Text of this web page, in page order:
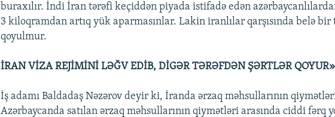
buraxılır. İndi İran tərəfi keçiddən piyada istifadə edən
3 kiloqramdan artıq yük aparmasınlar. Lakin iranlılar qarşısında belə bir
qoyulmur.
İRAN VİZA REJİMİNİ LƏĞV EDİB, DİGƏR TƏRƏFDƏN ŞƏRTLƏR QOYUR»
İş adamı Baldadaş Nəzərov deyir ki, İranda ərzaq məhsullarının
Azərbaycanda satılan ərzaq məhsullarının qiymətləri arasında ciddi fərq